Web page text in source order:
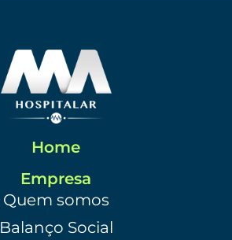
Home
Empresa
Quem somos
Balanço Social